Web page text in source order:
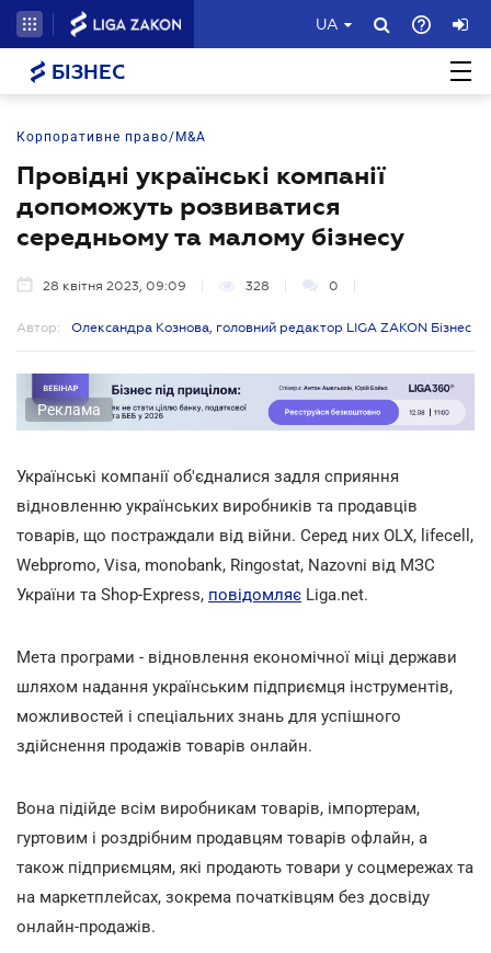
UA
БІЗНЕС
Корпоративне право/M&A
Провідні українські компанії
допоможуть розвиватися
середньому та малому бізнесу
28 квітня 2023, 09:09 328 0
Автор: Олександра Кознова, головний редактор LIGA ZAKON Бізнес
Реклама
Українські компанії об'єдналися задля сприяння
відновленню українських виробників та продавців
товарів, що постраждали від війни. Серед них OLX, lifecell,
Webpromo, Visa, monobank, Ringostat, Nazovni від МЗС
України та Shop-Express, повідомляє Liga.net.
Мета програми - відновлення економічної міці держави
шляхом надання українським підприємця інструментів,
можливостей і спеціальних знань для успішного
здійснення продажів товарів онлайн.
Вона підійде всім виробникам товарів, імпортерам,
гуртовим і роздрібним продавцям товарів офлайн, а
також підприємцям, які продають товари у соцмережах та
на маркетплейсах, зокрема початківцям без досвіду
онлайн-продажів.